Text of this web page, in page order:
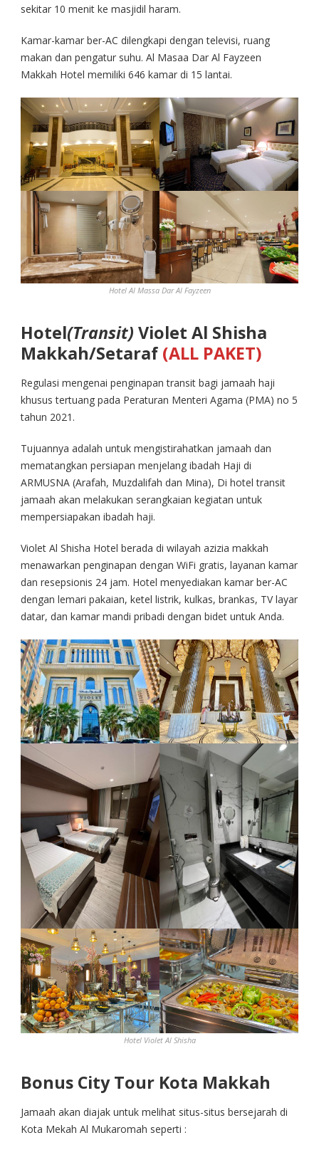
sekitar 10 menit ke masjidil haram.
Kamar-kamar ber-AC dilengkapi dengan televisi, ruang
makan dan pengatur suhu. Al Masaa Dar Al Fayzeen
Makkah Hotel memiliki 646 kamar di 15 lantai.
Hotel Al Massa Dar Al Fayzeen
Hotel(Transit) Violet Al Shisha
Makkah/Setaraf (ALL PAKET)
Regulasi mengenai penginapan transit bagi jamaah haji
khusus tertuang pada Peraturan Menteri Agama (PMA) no 5
tahun 2021.
Tujuannya adalah untuk mengistirahatkan jamaah dan
mematangkan persiapan menjelang ibadah Haji di
ARMUSNA (Arafah, Muzdalifah dan Mina), Di hotel transit
jamaah akan melakukan serangkaian kegiatan untuk
mempersiapakan ibadah haji.
Violet Al Shisha Hotel berada di wilayah azizia makkah
menawarkan penginapan dengan WiFi gratis, layanan kamar
dan resepsionis 24 jam. Hotel menyediakan kamar ber-AC
dengan lemari pakaian, ketel listrik, kulkas, brankas, TV layar
datar, dan kamar mandi pribadi dengan bidet untuk Anda.
Hotel Violet Al Shisha
Bonus City Tour Kota Makkah
Jamaah akan diajak untuk melihat situs-situs bersejarah di
Kota Mekah Al Mukaromah seperti :